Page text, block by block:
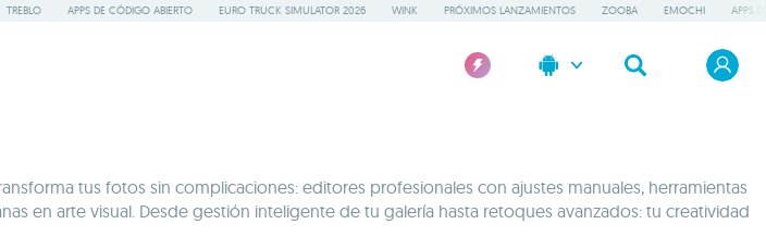
TREBLO APPS DE CÓDIGO ABIERTO EURO TRUCK SIMULATOR 2026 WINK PRÓXIMOS LANZAMIENTOS ZOOBA EMOCHI APPS
tus fotos sin complicaciones: editores profesionales con ajustes manuales, herramientas
en arte visual. Desde gestión inteligente de tu galería hasta retoques avanzados: tu creatividad